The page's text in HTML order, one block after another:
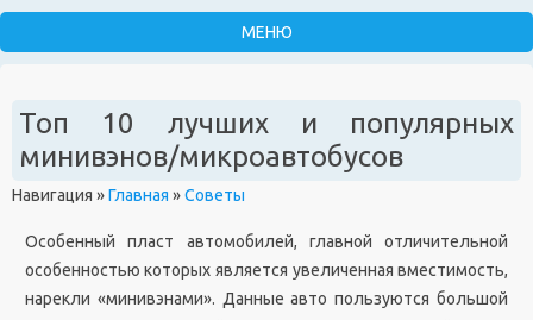
Топ 10 лучших и популярных
минивэнов/микроавтобусов
Навигация »Главная »Советы
Особенный пласт автомобилей, главной отличительной
особенностью которых является увеличенная вместимость,
нарекли «минивэнами». Данные авто пользуются большой